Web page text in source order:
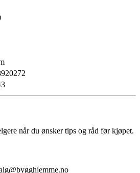
når du ønsker tips og råd før kjøpet.